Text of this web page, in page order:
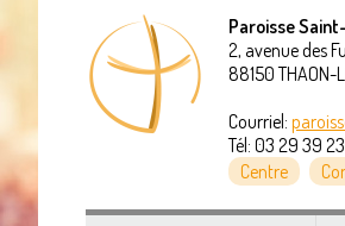
Vous
êtes
Paroisse
2, avenue des
88150 THAON-
Courriel:
Tél: 03 29 39
Centre